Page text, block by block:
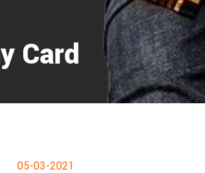
Card
05-03-2021